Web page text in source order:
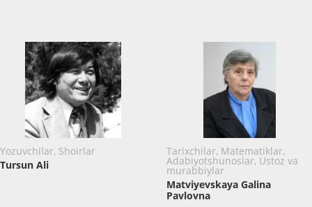
Yozuvchilar, Shoirlar
Tursun Ali
Tarixchilar, Matematiklar,
Adabiyotshunoslar, Ustoz va
murabbiylar
Matviyevskaya Galina
Pavlovna